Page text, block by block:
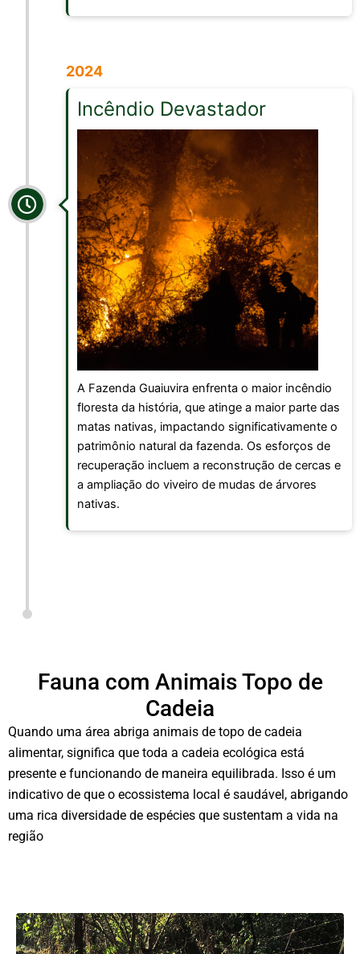
2024
Incêndio Devastador
A Fazenda Guaiuvira enfrenta o maior incêndio
floresta da história, que atinge a maior parte das
matas nativas, impactando significativamente o
patrimônio natural da fazenda. Os esforços de
recuperação incluem a reconstrução de cercas e
a ampliação do viveiro de mudas de árvores
nativas.
Fauna com Animais Topo de
Cadeia
Quando uma área abriga animais de topo de cadeia
alimentar, significa que toda a cadeia ecológica está
presente e funcionando de maneira equilibrada. Isso é um
indicativo de que o ecossistema local é saudável, abrigando
uma rica diversidade de espécies que sustentam a vida na
região